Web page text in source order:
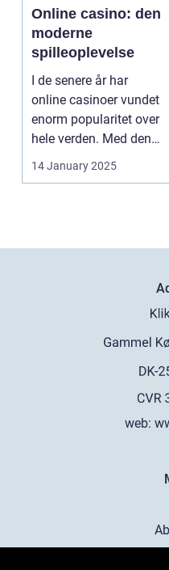
Online casino: den
moderne
spilleoplevelse
I de senere år har
online casinoer vundet
enorm popularitet over
hele verden. Med den
teknolog...
14 January 2025
web: